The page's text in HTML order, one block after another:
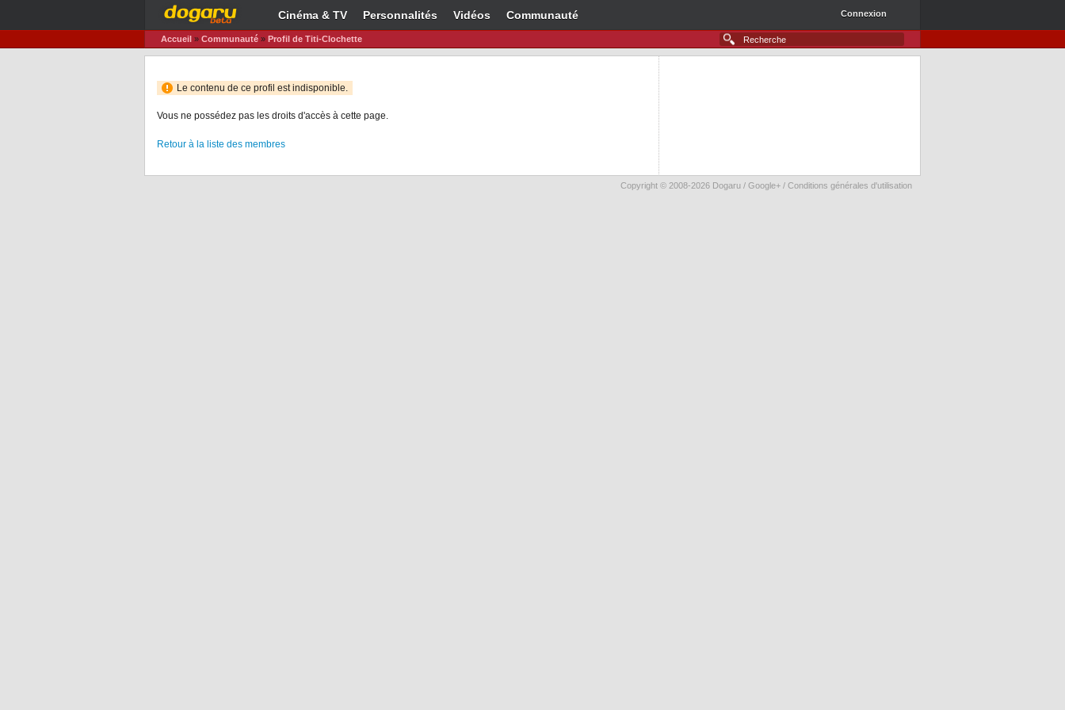
Cinéma & TV Personnalités Vidéos Communauté Connexion
Accueil » Communauté » Profil de Titi-Clochette
Le contenu de ce profil est indisponible.
Vous ne possédez pas les droits d'accès à cette page.
Retour à la liste des membres
Copyright © 2008-2026 Dogaru / Google+ / Conditions générales d'utilisation